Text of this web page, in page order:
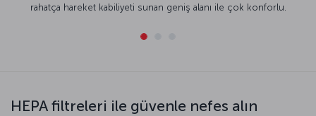
rahatça hareket kabiliyeti sunan geniş alanı ile çok konforlu.
HEPA filtreleri ile güvenle nefes alın